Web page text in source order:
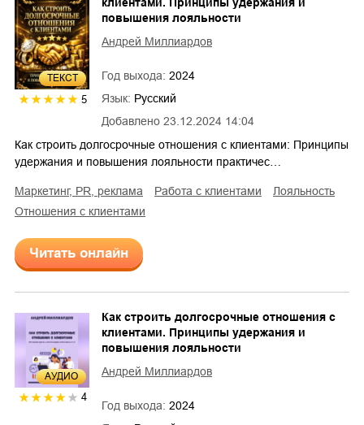
ТЕКСТ
5
Добавлено 23.12.2024 14:04
повышения лояльности
Андрей Миллиардов
Год выхода: 2024
Язык: Русский
Как строить долгосрочные отношения с клиентами: Принципы
удержания и повышения лояльности практичес…
маркетинг, PR, реклама работа с клиентами
лояльность
отношения с клиентами
Читать онлайн
AУДИО
4
Как строить долгосрочные отношения с
клиентами. Принципы удержания и
повышения лояльности
Андрей Миллиардов
Год выхода: 2024